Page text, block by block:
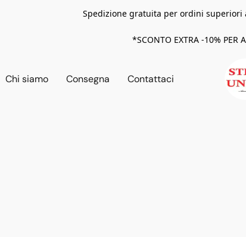
Spedizione gratuita per ordini superiori
*SCONTO EXTRA -10% PER
Chi siamo Consegna Contattaci